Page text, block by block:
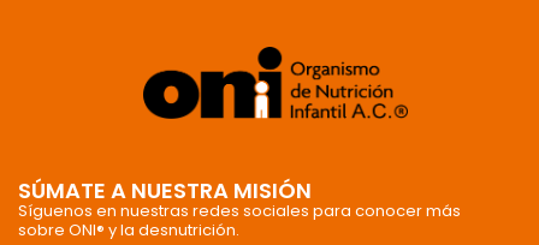
SÚMATE A NUESTRA MISIÓN
Síguenos en nuestras redes sociales para conocer más
sobre ONI® y la desnutrición.